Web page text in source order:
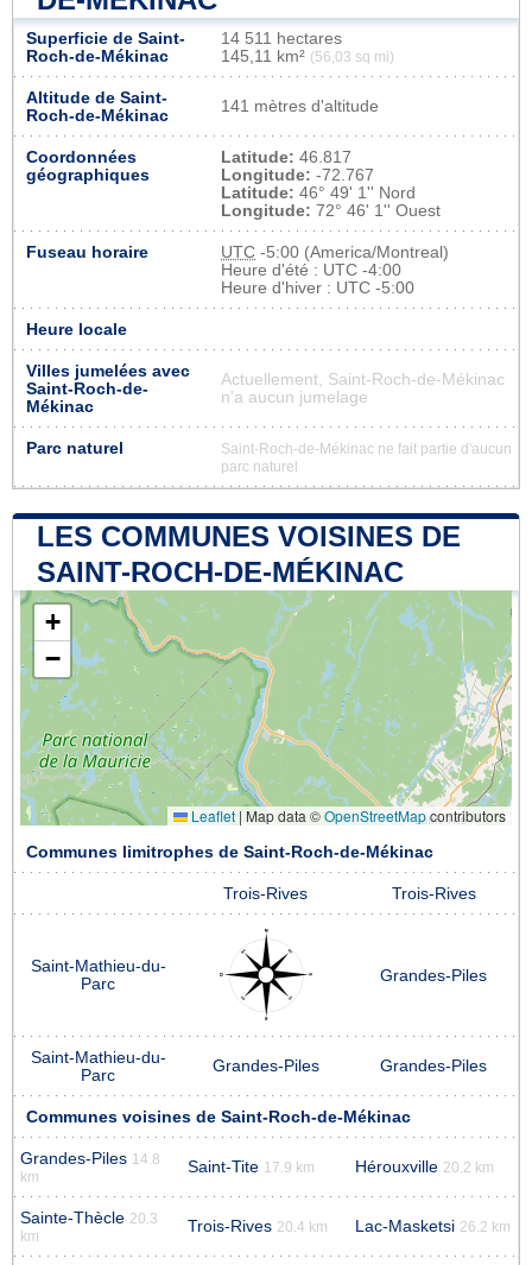
Superficie de Saint-
Roch-de-Mékinac
14 511 hectares
145,11 km² (56,03 sq mi)
Altitude de Saint-
Roch-de-Mékinac
141 mètres d'altitude
Coordonnées
géographiques
Latitude: 46.817
Longitude: -72.767
Latitude: 46° 49' 1'' Nord
Longitude: 72° 46' 1'' Ouest
Fuseau horaire UTC -5:00 (America/Montreal)
Heure d'été : UTC -4:00
Heure d'hiver : UTC -5:00
Heure locale
Villes jumelées avec
Saint-Roch-de-
Mékinac
Actuellement, Saint-Roch-de-Mékinac
n'a aucun jumelage
Parc naturel
Saint-Roch-de-Mékinac ne fait partie d'aucun
parc naturel
LES COMMUNES VOISINES DE
SAINT-ROCH-DE-MÉKINAC
+
−
Leaflet | Map data ©OpenStreetMapcontributors
Communes limitrophes de Saint-Roch-de-Mékinac
Trois-Rives Trois-Rives
Saint-Mathieu-du-
Parc
Grandes-Piles
Saint-Mathieu-du-
Parc
Grandes-Piles Grandes-Piles
Communes voisines de Saint-Roch-de-Mékinac
Grandes-Piles 14.8
km
Saint-Tite 17.9 km Hérouxville 20.2 km
Sainte-Thècle 20.3
km
Trois-Rives 20.4 km Lac-Masketsi 26.2 km